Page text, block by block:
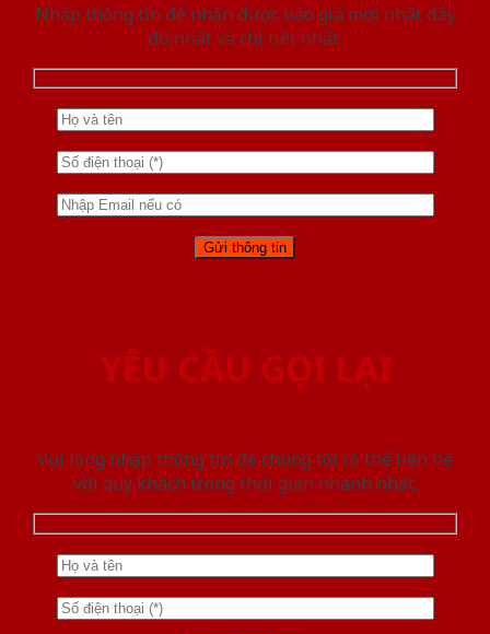
Nhập thông tin để nhận được báo giá mới nhât đầy
đủ nhất và chi tiết nhất.
YÊU CẦU GỌI LẠI
Vui lòng nhập thông tin để chúng tôi có thể liên hệ
với quý khách trong thời gian nhanh nhất.